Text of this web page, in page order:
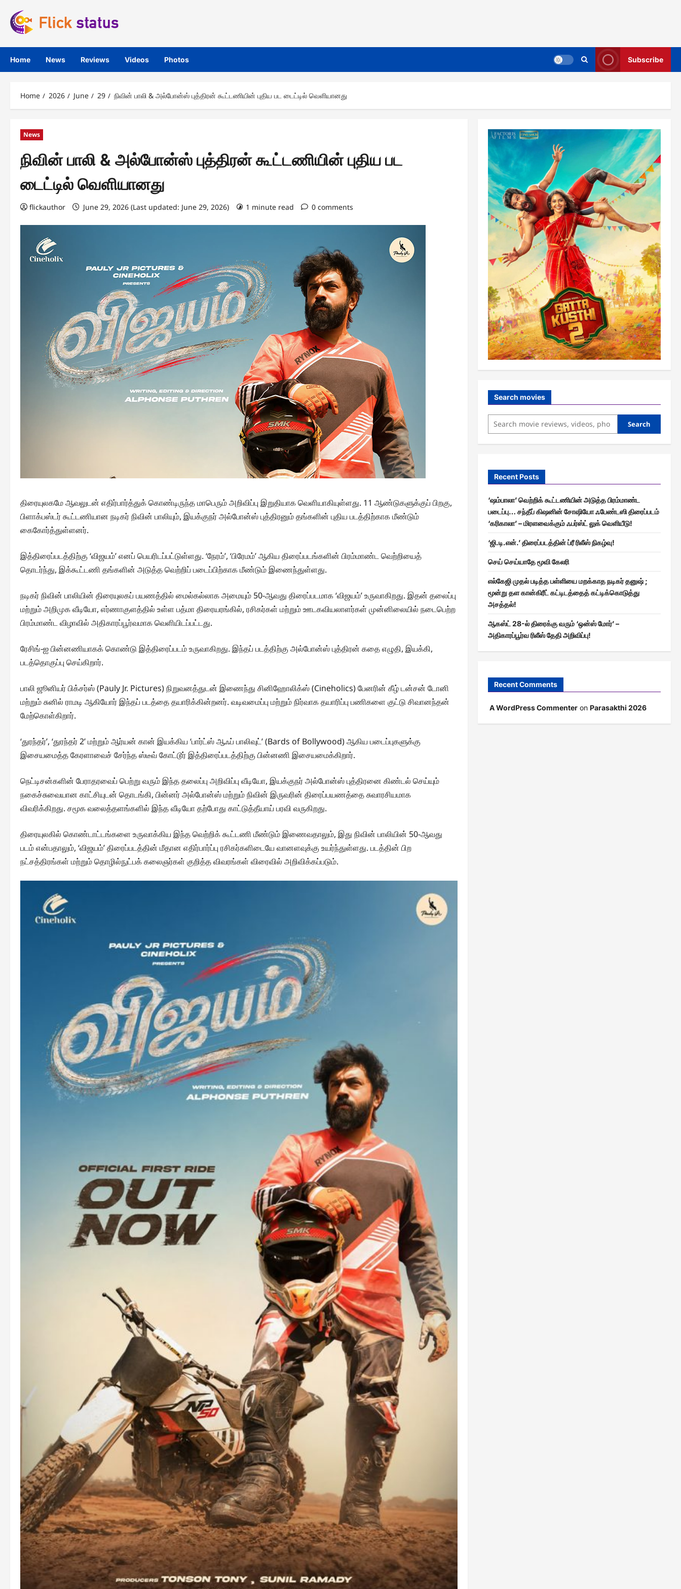
content
Home News Reviews Videos Photos Subscribe
Home 2026 June 29 நிவின் பாலி & அல்போன்ஸ் புத்திரன் கூட்டணியின் புதிய பட டைட்டில் வெளியானது
News
நிவின் பாலி & அல்போன்ஸ் புத்திரன் கூட்டணியின் புதிய பட
டைட்டில் வெளியானது
flickauthor June 29, 2026 (Last updated: June 29, 2026) 1 minute read 0 comments
திரையுலகமே ஆவலுடன் எதிர்பார்த்துக் கொண்டிருந்த மாபெரும் அறிவிப்பு இறுதியாக வெளியாகியுள்ளது. 11 ஆண்டுகளுக்குப் பிறகு,
பிளாக்பஸ்டர் கூட்டணியான நடிகர் நிவின் பாலியும், இயக்குநர் அல்போன்ஸ் புத்திரனும் தங்களின் புதிய படத்திற்காக மீண்டும்
கைகோர்த்துள்ளனர்.
இத்திரைப்படத்திற்கு ‘விஜயம்’ எனப் பெயரிடப்பட்டுள்ளது. ‘நேரம்’, ‘பிரேமம்’ ஆகிய திரைப்படங்களின் பிரம்மாண்ட வெற்றியைத்
தொடர்ந்து, இக்கூட்டணி தங்களின் அடுத்த வெற்றிப் படைப்பிற்காக மீண்டும் இணைந்துள்ளது.
நடிகர் நிவின் பாலியின் திரையுலகப் பயணத்தில் மைல்கல்லாக அமையும் 50-ஆவது திரைப்படமாக ‘விஜயம்’ உருவாகிறது. இதன் தலைப்பு
மற்றும் அறிமுக வீடியோ, எர்ணாகுளத்தில் உள்ள பத்மா திரையரங்கில், ரசிகர்கள் மற்றும் ஊடகவியலாளர்கள் முன்னிலையில் நடைபெற்ற
பிரம்மாண்ட விழாவில் அதிகாரப்பூர்வமாக வெளியிடப்பட்டது.
ரேசிங்-ஐ பின்னணியாகக் கொண்டு இத்திரைப்படம் உருவாகிறது. இந்தப் படத்திற்கு அல்போன்ஸ் புத்திரன் கதை எழுதி, இயக்கி,
படத்தொகுப்பு செய்கிறார்.
பாலி ஜூனியர் பிக்சர்ஸ் (Pauly Jr. Pictures) நிறுவனத்துடன் இணைந்து சினிஹோலிக்ஸ் (Cineholics) பேனரின் கீழ் டன்சன் டோனி
மற்றும் சுனில் ராமடி ஆகியோர் இந்தப் படத்தை தயாரிக்கின்றனர். வடிவமைப்பு மற்றும் நிர்வாக தயாரிப்பு பணிகளை குட்டு சிவானந்தன்
மேற்கொள்கிறார்.
‘துரந்தர்’, ‘துரந்தர் 2’ மற்றும் ஆர்யன் கான் இயக்கிய ‘பார்ட்ஸ் ஆஃப் பாலிவுட்’ (Bards of Bollywood) ஆகிய படைப்புகளுக்கு
இசையமைத்த கேரளாவைச் சேர்ந்த ஸ்டீவ் கோட்டூர் இத்திரைப்படத்திற்கு பின்னணி இசையமைக்கிறார்.
நெட்டிசன்களின் பேராதரவைப் பெற்று வரும் இந்த தலைப்பு அறிவிப்பு வீடியோ, இயக்குநர் அல்போன்ஸ் புத்திரனை கிண்டல் செய்யும்
நகைச்சுவையான காட்சியுடன் தொடங்கி, பின்னர் அல்போன்ஸ் மற்றும் நிவின் இருவரின் திரைப்பயணத்தை சுவாரசியமாக
விவரிக்கிறது. சமூக வலைத்தளங்களில் இந்த வீடியோ தற்போது காட்டுத்தீயாய் பரவி வருகிறது.
திரையுலகில் கொண்டாட்டங்களை உருவாக்கிய இந்த வெற்றிக் கூட்டணி மீண்டும் இணைவதாலும், இது நிவின் பாலியின் 50-ஆவது
படம் என்பதாலும், ‘விஜயம்’ திரைப்படத்தின் மீதான எதிர்பார்ப்பு ரசிகர்களிடையே வானளவுக்கு உயர்ந்துள்ளது. படத்தின் பிற
நட்சத்திரங்கள் மற்றும் தொழில்நுட்பக் கலைஞர்கள் குறித்த விவரங்கள் விரைவில் அறிவிக்கப்படும்.
Search movies
Search
Recent Posts
‘ஷம்பாலா’ வெற்றிக் கூட்டணியின் அடுத்த பிரம்மாண்ட
படைப்பு… சந்தீப் கிஷனின் சோஷியோ ஃபேண்டஸி திரைப்படம்
‘கரிகாலா’ – மிரளவைக்கும் ஃபர்ஸ்ட் லுக் வெளியீடு!
‘ஜி.டி.என்.’ திரைப்படத்தின் ப்ரீ ரிலீஸ் நிகழ்வு!
செய் செய்யாதே மூவி கேலரி
எல்கேஜி முதல் படித்த பள்ளியை மறக்காத நடிகர் தனுஷ் ;
மூன்று தள கான்கிரீட் கட்டிடத்தைத் கட்டிக்கொடுத்து
அசத்தல்!
ஆகஸ்ட் 28-ல் திரைக்கு வரும் ‘ஒன்ஸ் மோர்’ –
அதிகாரப்பூர்வ ரிலீஸ் தேதி அறிவிப்பு!
Recent Comments
A WordPress Commenteron Parasakthi 2026